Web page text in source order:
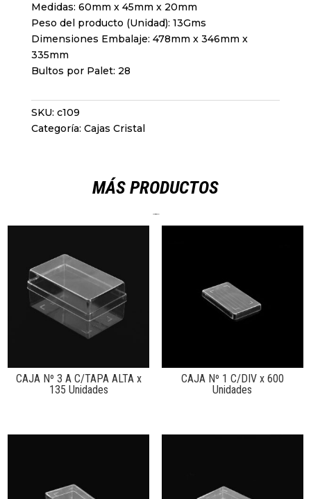
Medidas: 60mm x 45mm x 20mm
Peso del producto (Unidad): 13Gms
Dimensiones Embalaje: 478mm x 346mm x
335mm
Bultos por Palet: 28
SKU: c109
Categoría: Cajas Cristal
MÁS PRODUCTOS
CAJA Nº 3 A C/TAPA ALTA x
135 Unidades
CAJA Nº 1 C/DIV x 600
Unidades